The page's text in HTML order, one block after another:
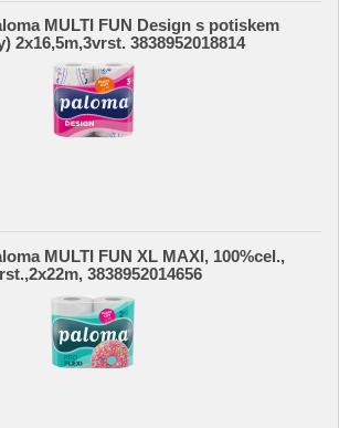
MULTI FUN Design s potiskem
2x16,5m,3vrst. 3838952018814
MULTI FUN XL MAXI, 100%cel.,
3838952014656